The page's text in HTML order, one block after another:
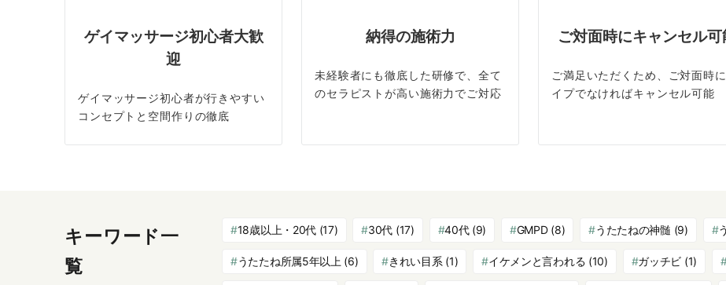
ゲイマッサージ初心者大歓
迎
ゲイマッサージ初心者が行きやすい
コンセプトと空間作りの徹底
納得の施術力
未経験者にも徹底した研修で、全て
のセラピストが高い施術力でご対応
ご対面時にキャンセル可
ご満足いただくため、ご対面時
イプでなければキャンセル可能
キーワード一
覧
18歳以上・20代 (17) 30代 (17) 40代(9) GMPD(8) うたたねの神髄 (9)
うたたね所属5年以上 (6) きれい目系 (1) イケメンと言われる (10) ガッチビ (1)